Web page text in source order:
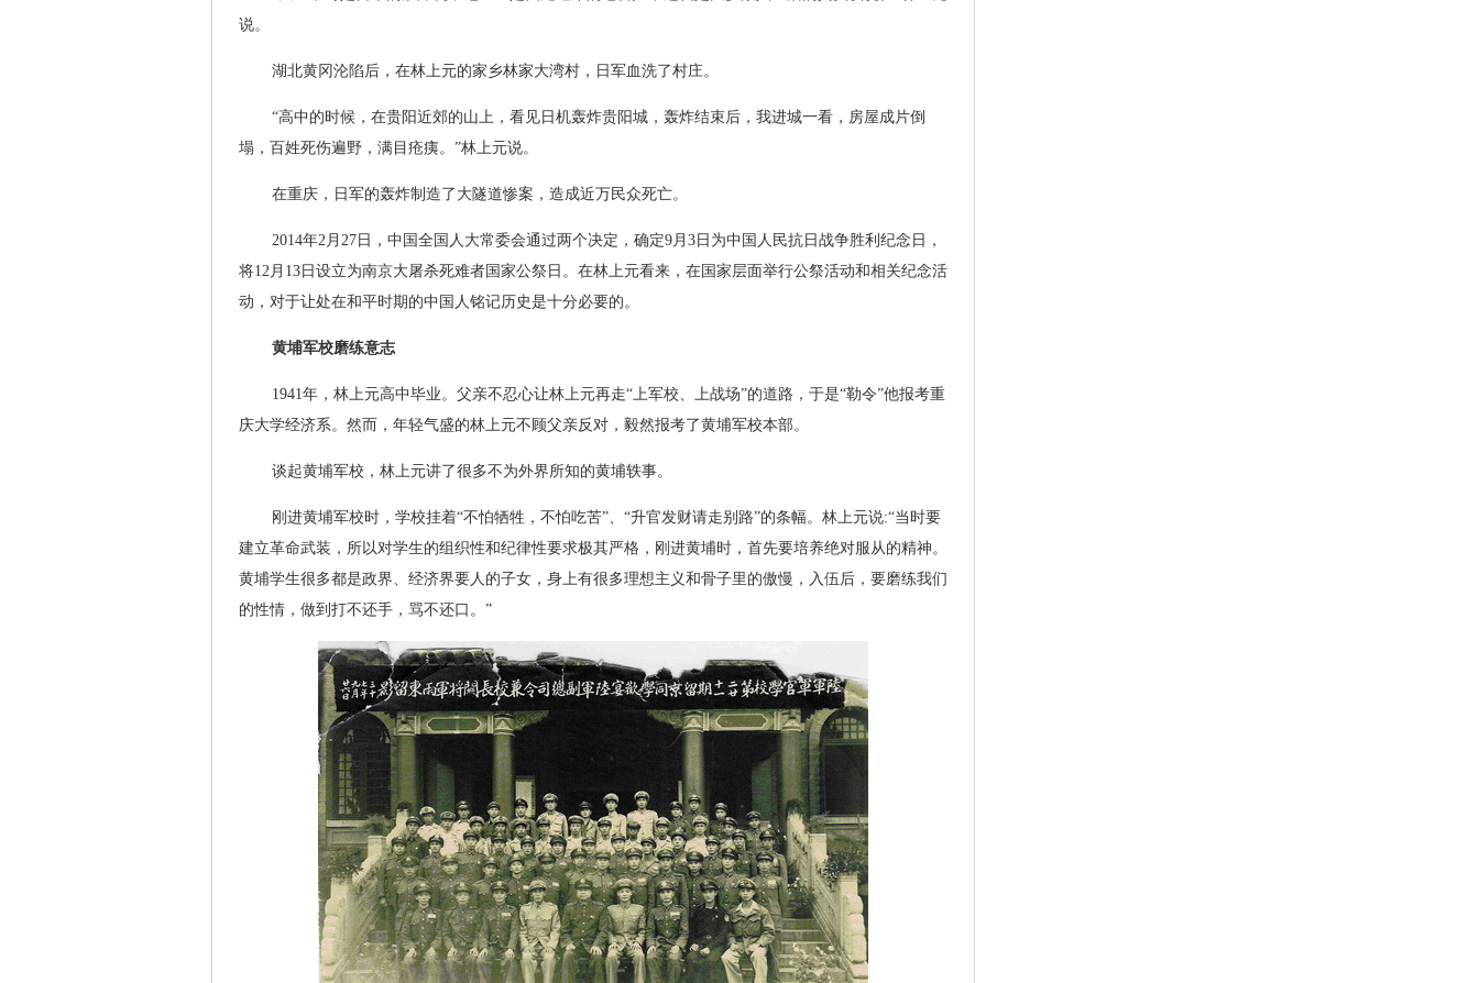
说。
湖北黄冈沦陷后，在林上元的家乡林家大湾村，日军血洗了村庄。
“高中的时候，在贵阳近郊的山上，看见日机轰炸贵阳城，轰炸结束后，我进城一看，房屋成片倒
塌，百姓死伤遍野，满目疮痍。”林上元说。
在重庆，日军的轰炸制造了大隧道惨案，造成近万民众死亡。
2014年2月27日，中国全国人大常委会通过两个决定，确定9月3日为中国人民抗日战争胜利纪念日，
将12月13日设立为南京大屠杀死难者国家公祭日。在林上元看来，在国家层面举行公祭活动和相关纪念活
动，对于让处在和平时期的中国人铭记历史是十分必要的。
黄埔军校磨练意志
1941年，林上元高中毕业。父亲不忍心让林上元再走“上军校、上战场”的道路，于是“勒令”他报考重
庆大学经济系。然而，年轻气盛的林上元不顾父亲反对，毅然报考了黄埔军校本部。
谈起黄埔军校，林上元讲了很多不为外界所知的黄埔轶事。
刚进黄埔军校时，学校挂着“不怕牺牲，不怕吃苦”、“升官发财请走别路”的条幅。林上元说:“当时要
建立革命武装，所以对学生的组织性和纪律性要求极其严格，刚进黄埔时，首先要培养绝对服从的精神。
黄埔学生很多都是政界、经济界要人的子女，身上有很多理想主义和骨子里的傲慢，入伍后，要磨练我们
的性情，做到打不还手，骂不还口。”